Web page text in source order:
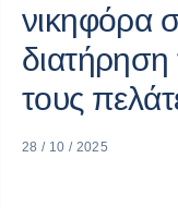
νικηφόρα
τους
28 / 10 / 2025